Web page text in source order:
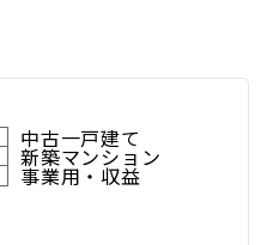
中古一戸建て
新築マンション
事業用・収益